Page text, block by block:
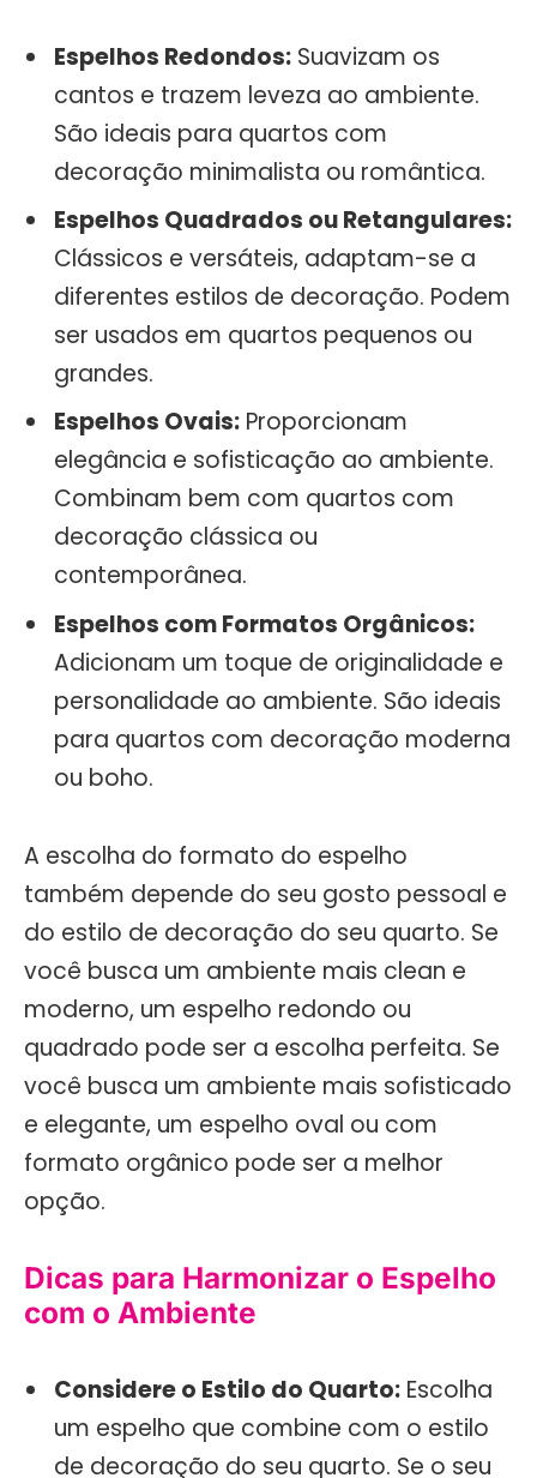
Espelhos Redondos: Suavizam os
cantos e trazem leveza ao ambiente.
São ideais para quartos com
decoração minimalista ou romântica.
Espelhos Quadrados ou Retangulares:
Clássicos e versáteis, adaptam-se a
diferentes estilos de decoração. Podem
ser usados em quartos pequenos ou
grandes.
Espelhos Ovais: Proporcionam
elegância e sofisticação ao ambiente.
Combinam bem com quartos com
decoração clássica ou
contemporânea.
Espelhos com Formatos Orgânicos:
Adicionam um toque de originalidade e
personalidade ao ambiente. São ideais
para quartos com decoração moderna
ou boho.
A escolha do formato do espelho
também depende do seu gosto pessoal e
do estilo de decoração do seu quarto. Se
você busca um ambiente mais clean e
moderno, um espelho redondo ou
quadrado pode ser a escolha perfeita. Se
você busca um ambiente mais sofisticado
e elegante, um espelho oval ou com
formato orgânico pode ser a melhor
opção.
Dicas para Harmonizar o Espelho
com o Ambiente
Considere o Estilo do Quarto: Escolha
um espelho que combine com o estilo
de decoração do seu quarto. Se o seu